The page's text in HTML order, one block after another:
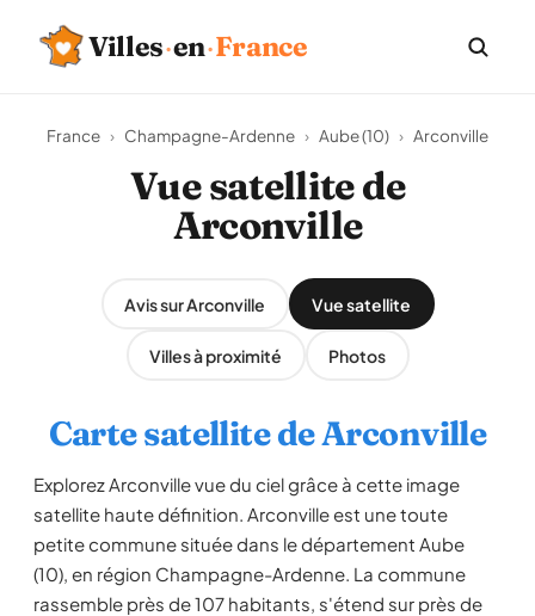
Villes·en·France
France › Champagne-Ardenne › Aube (10) › Arconville
Vue satellite de
Arconville
Avis sur Arconville Vue satellite
Villes à proximité Photos
Carte satellite de Arconville
Explorez Arconville vue du ciel grâce à cette image
satellite haute définition. Arconville est une toute
petite commune située dans le département Aube
(10), en région Champagne-Ardenne. La commune
rassemble près de 107 habitants, s'étend sur près de